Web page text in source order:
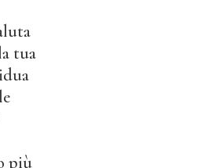
tua
più